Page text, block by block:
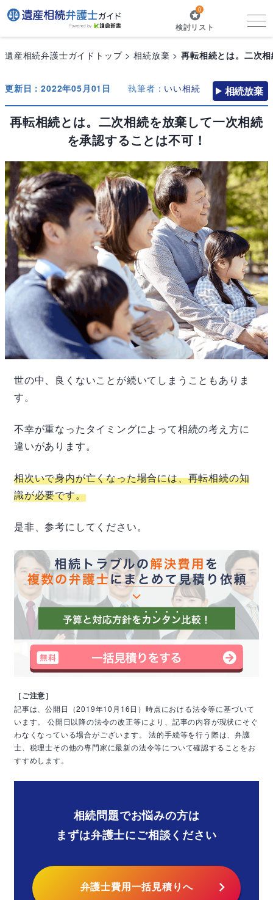
0
検討リスト
遺産相続弁護士ガイドトップ 相続放棄 再転相続とは。二次
更新日：2022年05月01日 執筆者： いい相続 相続放棄
再転相続とは。二次相続を放棄して一次相続
を承認することは不可！
世の中、良くないことが続いてしまうこともありま
す。
不幸が重なったタイミングによって相続の考え方に
違いがあります。
相次いで身内が亡くなった場合には、再転相続の知
識が必要です。
是非、参考にしてください。
［ご注意］
記事は、公開日（2019年10月16日）時点における法令等に基づいて
います。
公開日以降の法令の改正等により、記事の内容が現状にそぐ
わなくなっている場合がございます。
法的手続等を行う際は、弁護
士、税理士その他の専門家に最新の法令等について確認することをお
すすめします。
相続問題でお悩みの方は
まずは弁護士にご相談ください
弁護士費用一括見積りへ chevron_right